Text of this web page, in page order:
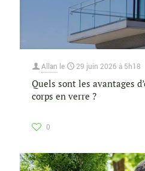
Allan le 29 juin 2026 à 5h18
Quels sont les avantages
corps en verre ?
0